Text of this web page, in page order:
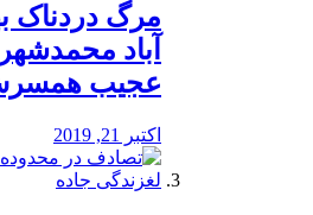
مرگ دردناک
آباد
عجیب
اکتبر 21, 2019